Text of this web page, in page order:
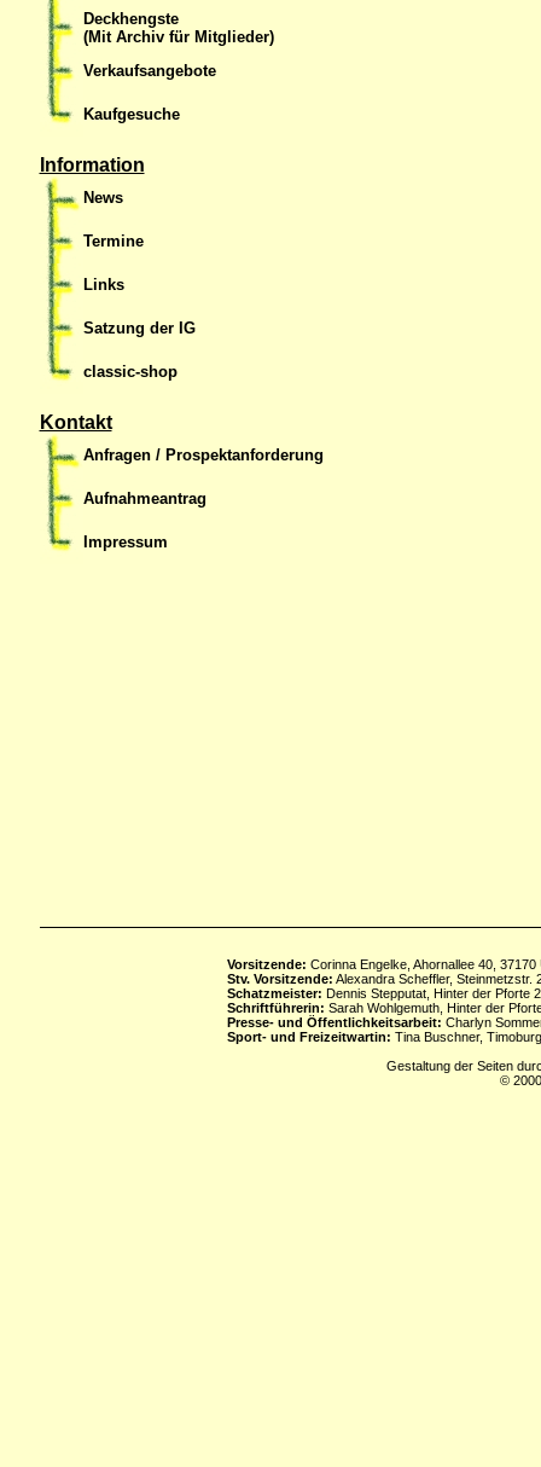
Deckhengste
(Mit Archiv für Mitglieder)
Verkaufsangebote
Kaufgesuche
Information
News
Termine
Links
Satzung der IG
classic-shop
Kontakt
Anfragen / Prospektanforderung
Aufnahmeantrag
Impressum
Vorsitzende: Corinna Engelke, Ahornallee 40,
Stv. Vorsitzende: Alexandra Scheffler, Steinmetzstr.
Schatzmeister: Dennis Stepputat, Hinter der Pforte
Schriftführerin: Sarah Wohlgemuth, Hinter der
Presse- und Öffentlichkeitsarbeit: Charlyn
Sport- und Freizeitwartin: Tina Buschner,
Gestaltung der Seiten
©